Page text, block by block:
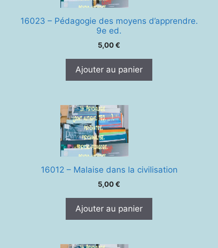
16023 – Pédagogie des moyens d’apprendre.
9e ed.
5,00€
Ajouter au panier
16012 – Malaise dans la civilisation
5,00€
Ajouter au panier